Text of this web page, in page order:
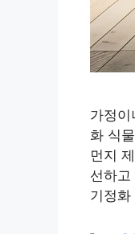
가정
화 식
먼지
선하
기정